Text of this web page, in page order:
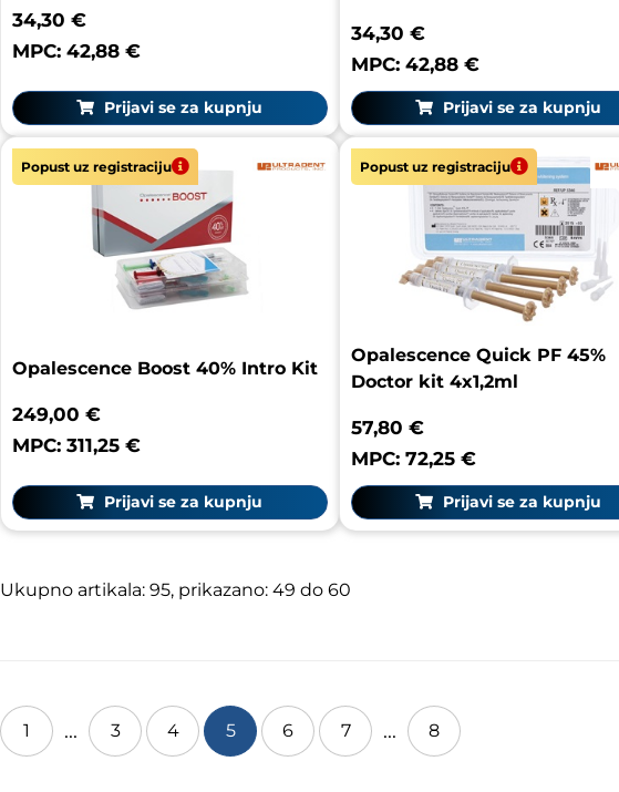
34,30 €
MPC: 42,88 €
Prijavi se za kupnju
34,30 €
MPC: 42,88 €
Prijavi se za kupnju
Popust uz registraciju
Opalescence Boost 40% Intro Kit
249,00 €
MPC: 311,25 €
Prijavi se za kupnju
Popust uz registraciju
Opalescence Quick PF 45%
Doctor kit 4x1,2ml
57,80 €
MPC: 72,25 €
Prijavi se za kupnju
Ukupno artikala: 95, prikazano: 49 do 60
1 ... 3 4 5 6 7 ... 8